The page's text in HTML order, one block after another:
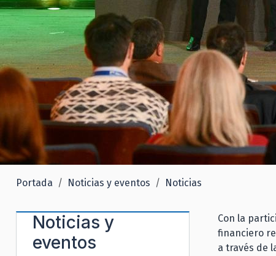
Portada Noticias y eventos Noticias
Con la
financiero
a través de
Noticias y
eventos